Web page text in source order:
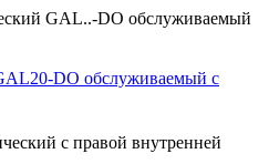
DO обслуживаемый с